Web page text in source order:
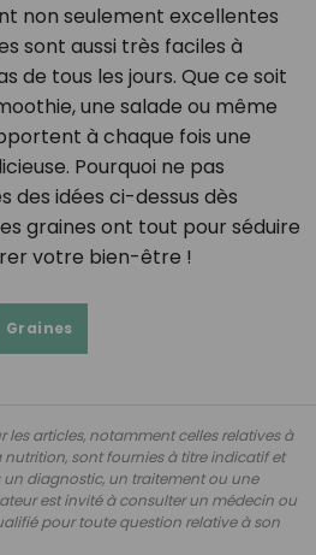
non seulement excellentes
sont aussi très faciles à
de tous les jours. Que ce soit
une salade ou même
à chaque fois une
Pourquoi ne pas
des idées ci-dessus dès
graines ont tout pour séduire
votre bien-être !
Graines
les articles, notamment celles relatives à
sont fournies à titre indicatif et
diagnostic, un traitement ou une
est invité à consulter un médecin ou
pour toute question relative à son